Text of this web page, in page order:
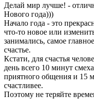
Делай мир лучше! -
Нового года)))
Начало года - это
что-то новое или
занимались, самое
счастье.
Кстати, для счастья
день всего 10 минут
приятного общения и 15
счастливее.
Поэтому не теряйте